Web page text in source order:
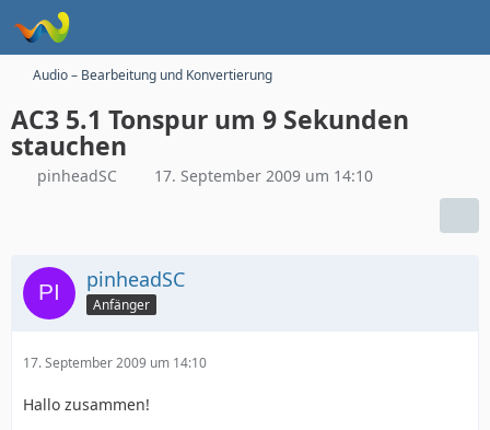
Audio – Bearbeitung und Konvertierung
AC3 5.1 Tonspur um 9 Sekunden
stauchen
pinheadSC 17. September 2009 um 14:10
pinheadSC
Anfänger
17. September 2009 um 14:10
Hallo zusammen!